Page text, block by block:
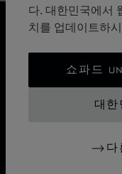
다. 대한민국에서
치를 업데이트하
쇼파드
대한
다
매장 찾기
현지화(국가
국가 변경